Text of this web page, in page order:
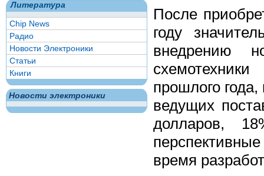
Литература
Chip News
Радио
Новости Электроники
Статьи
Книги
Новости электроники
После
году
внедрению
прошлого
ведущих
долларов,
время